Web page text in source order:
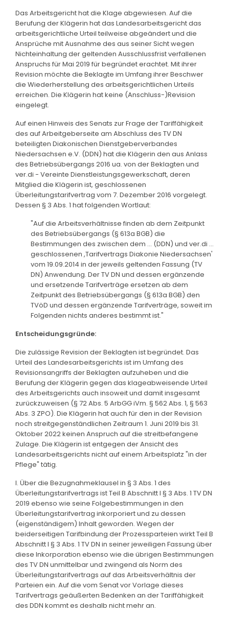
Das Arbeitsgericht hat die Klage abgewiesen. Auf die
Berufung der Klägerin hat das Landesarbeitsgericht das
arbeitsgerichtliche Urteil teilweise abgeändert und die
Ansprüche mit Ausnahme des aus seiner Sicht wegen
Nichteinhaltung der geltenden Ausschlussfrist verfallenen
Anspruchs für Mai 2019 für begründet erachtet. Mit ihrer
Revision möchte die Beklagte im Umfang ihrer Beschwer
die Wiederherstellung des arbeitsgerichtlichen Urteils
erreichen. Die Klägerin hat keine (Anschluss-)Revision
eingelegt.
Auf einen Hinweis des Senats zur Frage der Tariffähigkeit
des auf Arbeitgeberseite am Abschluss des TV DN
beteiligten Diakonischen Dienstgeberverbandes
Niedersachsen e.V. (DDN) hat die Klägerin den aus Anlass
des Betriebsübergangs 2016 ua. von der Beklagten und
ver.di - Vereinte Dienstleistungsgewerkschaft, deren
Mitglied die Klägerin ist, geschlossenen
Überleitungstarifvertrag vom 7. Dezember 2016 vorgelegt.
Dessen § 3 Abs. 1 hat folgenden Wortlaut:
"Auf die Arbeitsverhältnisse finden ab dem Zeitpunkt
des Betriebsübergangs (§ 613a BGB) die
Bestimmungen des zwischen dem ... (DDN) und ver.di ...
geschlossenen ,Tarifvertrags Diakonie Niedersachsen'
vom 19.09.2014 in der jeweils geltenden Fassung (TV
DN) Anwendung. Der TV DN und dessen ergänzende
und ersetzende Tarifverträge ersetzen ab dem
Zeitpunkt des Betriebsübergangs (§ 613a BGB) den
TVöD und dessen ergänzende Tarifverträge, soweit im
Folgenden nichts anderes bestimmt ist."
Entscheidungsgründe:
Die zulässige Revision der Beklagten ist begründet. Das
Urteil des Landesarbeitsgerichts ist im Umfang des
Revisionsangriffs der Beklagten aufzuheben und die
Berufung der Klägerin gegen das klageabweisende Urteil
des Arbeitsgerichts auch insoweit und damit insgesamt
zurückzuweisen (§ 72 Abs. 5 ArbGG iVm. § 562 Abs. 1, § 563
Abs. 3 ZPO). Die Klägerin hat auch für den in der Revision
noch streitgegenständlichen Zeitraum 1. Juni 2019 bis 31.
Oktober 2022 keinen Anspruch auf die streitbefangene
Zulage. Die Klägerin ist entgegen der Ansicht des
Landesarbeitsgerichts nicht auf einem Arbeitsplatz "in der
Pflege" tätig.
I. Über die Bezugnahmeklausel in § 3 Abs. 1 des
Überleitungstarifvertrags ist Teil B Abschnitt I § 3 Abs. 1 TV DN
2019 ebenso wie seine Folgebestimmungen in den
Überleitungstarifvertrag inkorporiert und zu dessen
(eigenständigem) Inhalt geworden. Wegen der
beiderseitigen Tarifbindung der Prozessparteien wirkt Teil B
Abschnitt I § 3 Abs. 1 TV DN in seiner jeweiligen Fassung über
diese Inkorporation ebenso wie die übrigen Bestimmungen
des TV DN unmittelbar und zwingend als Norm des
Überleitungstarifvertrags auf das Arbeitsverhältnis der
Parteien ein. Auf die vom Senat vor Vorlage dieses
Tarifvertrags geäußerten Bedenken an der Tariffähigkeit
des DDN kommt es deshalb nicht mehr an.